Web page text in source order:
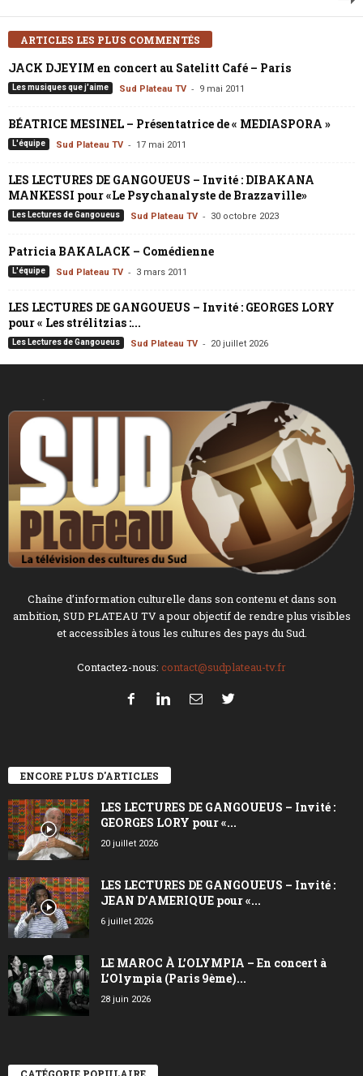
ARTICLES LES PLUS COMMENTÉS
JACK DJEYIM en concert au Satelitt Café – Paris
Les musiques que j'aime Sud Plateau TV - 9 mai 2011
BÉATRICE MESINEL – Présentatrice de « MEDIASPORA »
L'équipe Sud Plateau TV - 17 mai 2011
LES LECTURES DE GANGOUEUS – Invité : DIBAKANA
MANKESSI pour «Le Psychanalyste de Brazzaville»
Les Lectures de Gangoueus Sud Plateau TV - 30 octobre 2023
Patricia BAKALACK – Comédienne
L'équipe Sud Plateau TV - 3 mars 2011
LES LECTURES DE GANGOUEUS – Invité : GEORGES LORY
pour « Les strélitzias :...
Les Lectures de Gangoueus Sud Plateau TV - 20 juillet 2026
Chaîne d’information culturelle dans son contenu et dans son
ambition, SUD PLATEAU TV a pour objectif de rendre plus visibles
et accessibles à tous les cultures des pays du Sud.
Contactez-nous: contact@sudplateau-tv.fr
ENCORE PLUS D'ARTICLES
LES LECTURES DE GANGOUEUS – Invité :
GEORGES LORY pour «...
20 juillet 2026
LES LECTURES DE GANGOUEUS – Invité :
JEAN D’AMERIQUE pour «...
6 juillet 2026
LE MAROC À L’OLYMPIA – En concert à
L’Olympia (Paris 9ème)...
28 juin 2026